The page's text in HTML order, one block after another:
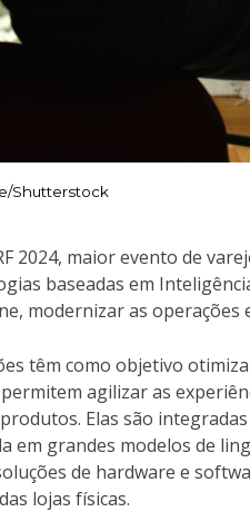
Shutterstock
2024, maior evento de
baseadas em
modernizar as
têm como objetivo
agilizar as
Elas são
em grandes modelos de
de hardware e
lojas físicas.